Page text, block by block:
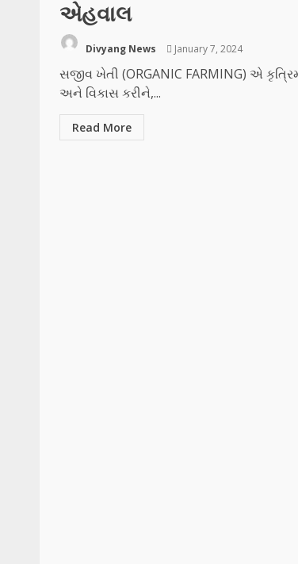
એહવાલ
Divyang News January 7, 2024
સજીવ ખેતી (ORGANIC FARMING) એ
અને વિકાસ કરીને,...
Read More